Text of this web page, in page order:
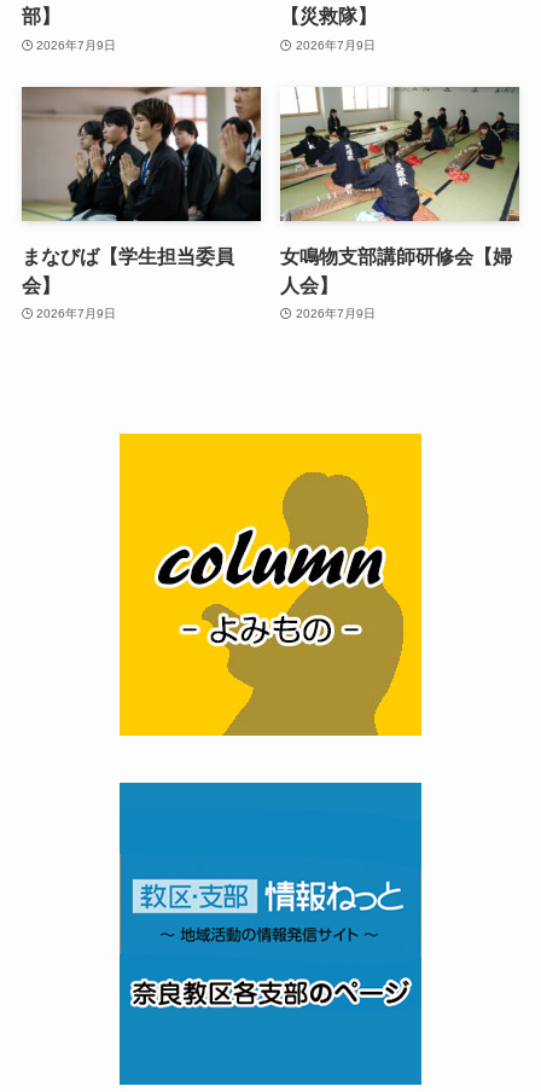
部】
2026年7月9日
【災救隊】
2026年7月9日
まなびば【学生担当委員
会】
2026年7月9日
女鳴物支部講師研修会【婦
人会】
2026年7月9日